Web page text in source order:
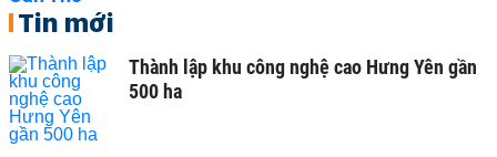
Tin mới
Thành lập khu công nghệ cao Hưng Yên gần
500 ha